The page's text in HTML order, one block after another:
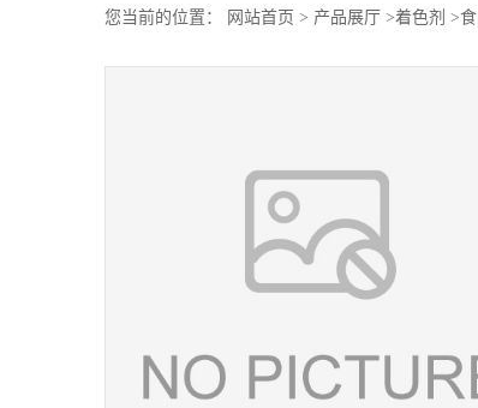
您当前的位置： 网站首页 > 产品展厅 >着色剂 >